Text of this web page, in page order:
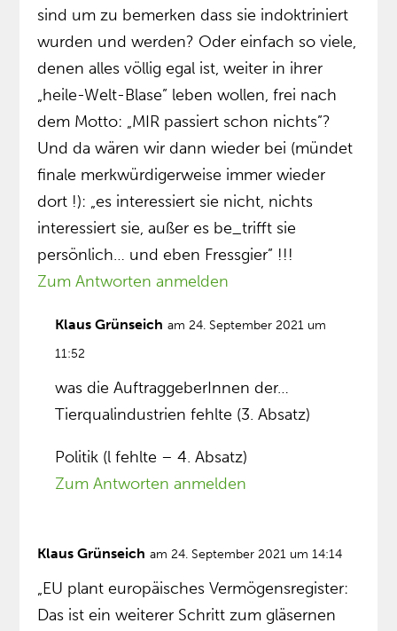
sind um zu bemerken dass sie indoktriniert
wurden und werden? Oder einfach so viele,
denen alles völlig egal ist, weiter in ihrer
„heile-Welt-Blase” leben wollen, frei nach
dem Motto: „MIR passiert schon nichts”?
Und da wären wir dann wieder bei (mündet
finale merkwürdigerweise immer wieder
dort !): „es interessiert sie nicht, nichts
interessiert sie, außer es be_trifft sie
persönlich… und eben Fressgier” !!!
Zum Antworten anmelden
Klaus Grünseich am 24. September 2021 um
11:52
was die AuftraggeberInnen der…
Tierqualindustrien fehlte (3. Absatz)
Politik (l fehlte – 4. Absatz)
Zum Antworten anmelden
Klaus Grünseich am 24. September 2021 um 14:14
„EU plant europäisches Vermögensregister:
Das ist ein weiterer Schritt zum gläsernen